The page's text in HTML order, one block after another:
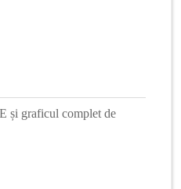
și graficul complet de